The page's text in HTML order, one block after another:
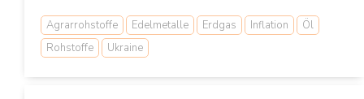
Agrarrohstoffe Edelmetalle Erdgas Inflation
Öl
Rohstoffe
Ukraine